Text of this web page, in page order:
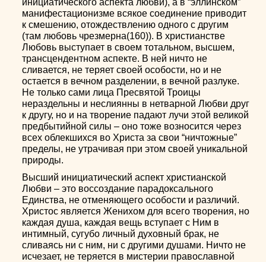
инициатического аспекта любви), а в “эллинском”
манифестационизме всякое соединение приводит
к смешению, отождествлению одного с другим
(там любовь чрезмерна(160)). В христианстве
Любовь выступает в своем тотальном, высшем,
трансцендентном аспекте. В ней ничто не
сливается, не теряет своей особости, но и не
остается в вечном разделении, в вечной разлуке.
Не только сами лица Пресвятой Троицы
нераздельны и неслиянны в нетварной Любви друг
к другу, но и на творение падают лучи этой великой
предбытийной силы – оно тоже возносится через
всех облекшихся во Христа за свои “ничтожные”
пределы, не утрачивая при этом своей уникальной
природы.
Высший инициатический аспект христианской
Любви – это воссоздание парадоксального
Единства, не отменяющего особости и различий.
Христос является Женихом для всего творения, но
каждая душа, каждая вещь вступает с Ним в
интимный, сугубо личный духовный брак, не
сливаясь ни с ним, ни с другими душами. Ничто не
исчезает, не теряется в мистерии православной